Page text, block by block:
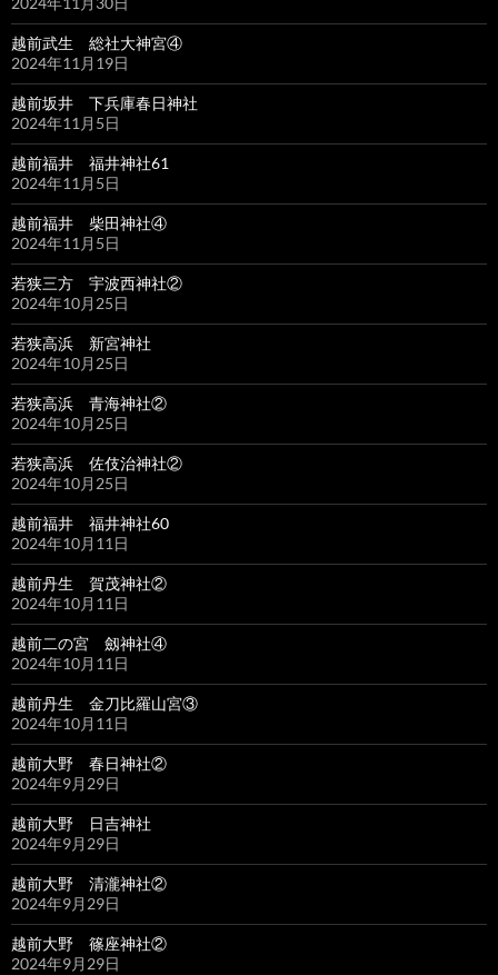
越前武生 総社大神宮④
2024年11月19日
越前坂井 下兵庫春日神社
2024年11月5日
越前福井 福井神社61
2024年11月5日
越前福井 柴田神社④
2024年11月5日
若狭三方 宇波西神社②
2024年10月25日
若狭高浜 新宮神社
2024年10月25日
若狭高浜 青海神社②
2024年10月25日
若狭高浜 佐伎治神社②
2024年10月25日
越前福井 福井神社60
2024年10月11日
越前丹生 賀茂神社②
2024年10月11日
越前二の宮 劔神社④
2024年10月11日
越前丹生 金刀比羅山宮③
2024年10月11日
越前大野 春日神社②
2024年9月29日
越前大野 日吉神社
2024年9月29日
越前大野 清瀧神社②
2024年9月29日
越前大野 篠座神社②
2024年9月29日